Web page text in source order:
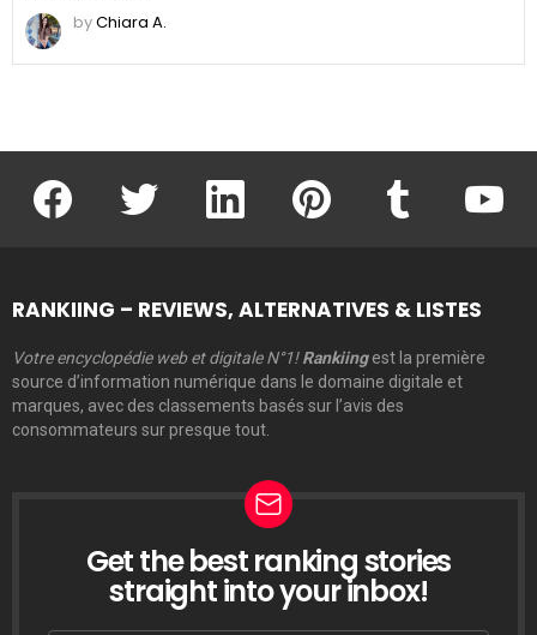
byChiara A.
facebook twitter linkedin pinterest
RANKIING – REVIEWS, ALTERNATIVES & LISTES
Votre encyclopédie web et digitale N°1! Rankiingest la première
source d’information numérique dans le domaine digitale et
marques, avec des classements basés sur l’avis des
consommateurs sur presque tout.
LETTRE
D’INFORMATION
Get the best ranking stories
straight into your inbox!